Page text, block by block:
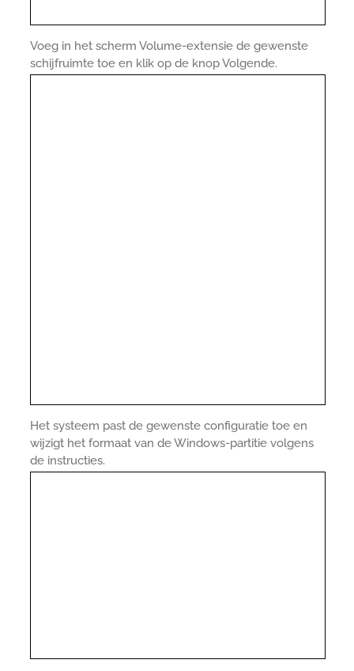
Voeg in het scherm Volume-extensie de gewenste
schijfruimte toe en klik op de knop Volgende.
Het systeem past de gewenste configuratie toe en
wijzigt het formaat van de Windows-partitie volgens
de instructies.